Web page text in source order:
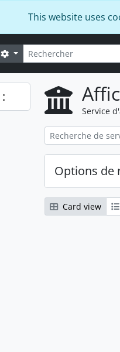
This website uses
Search options
Service
Options de
Card view